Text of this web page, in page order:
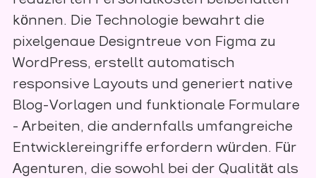
können. Die Technologie bewahrt die
pixelgenaue Designtreue von Figma zu
WordPress, erstellt automatisch
responsive Layouts und generiert native
Blog-Vorlagen und funktionale Formulare
- Arbeiten, die andernfalls umfangreiche
Entwicklereingriffe erfordern würden. Für
Agenturen, die sowohl bei der Qualität als